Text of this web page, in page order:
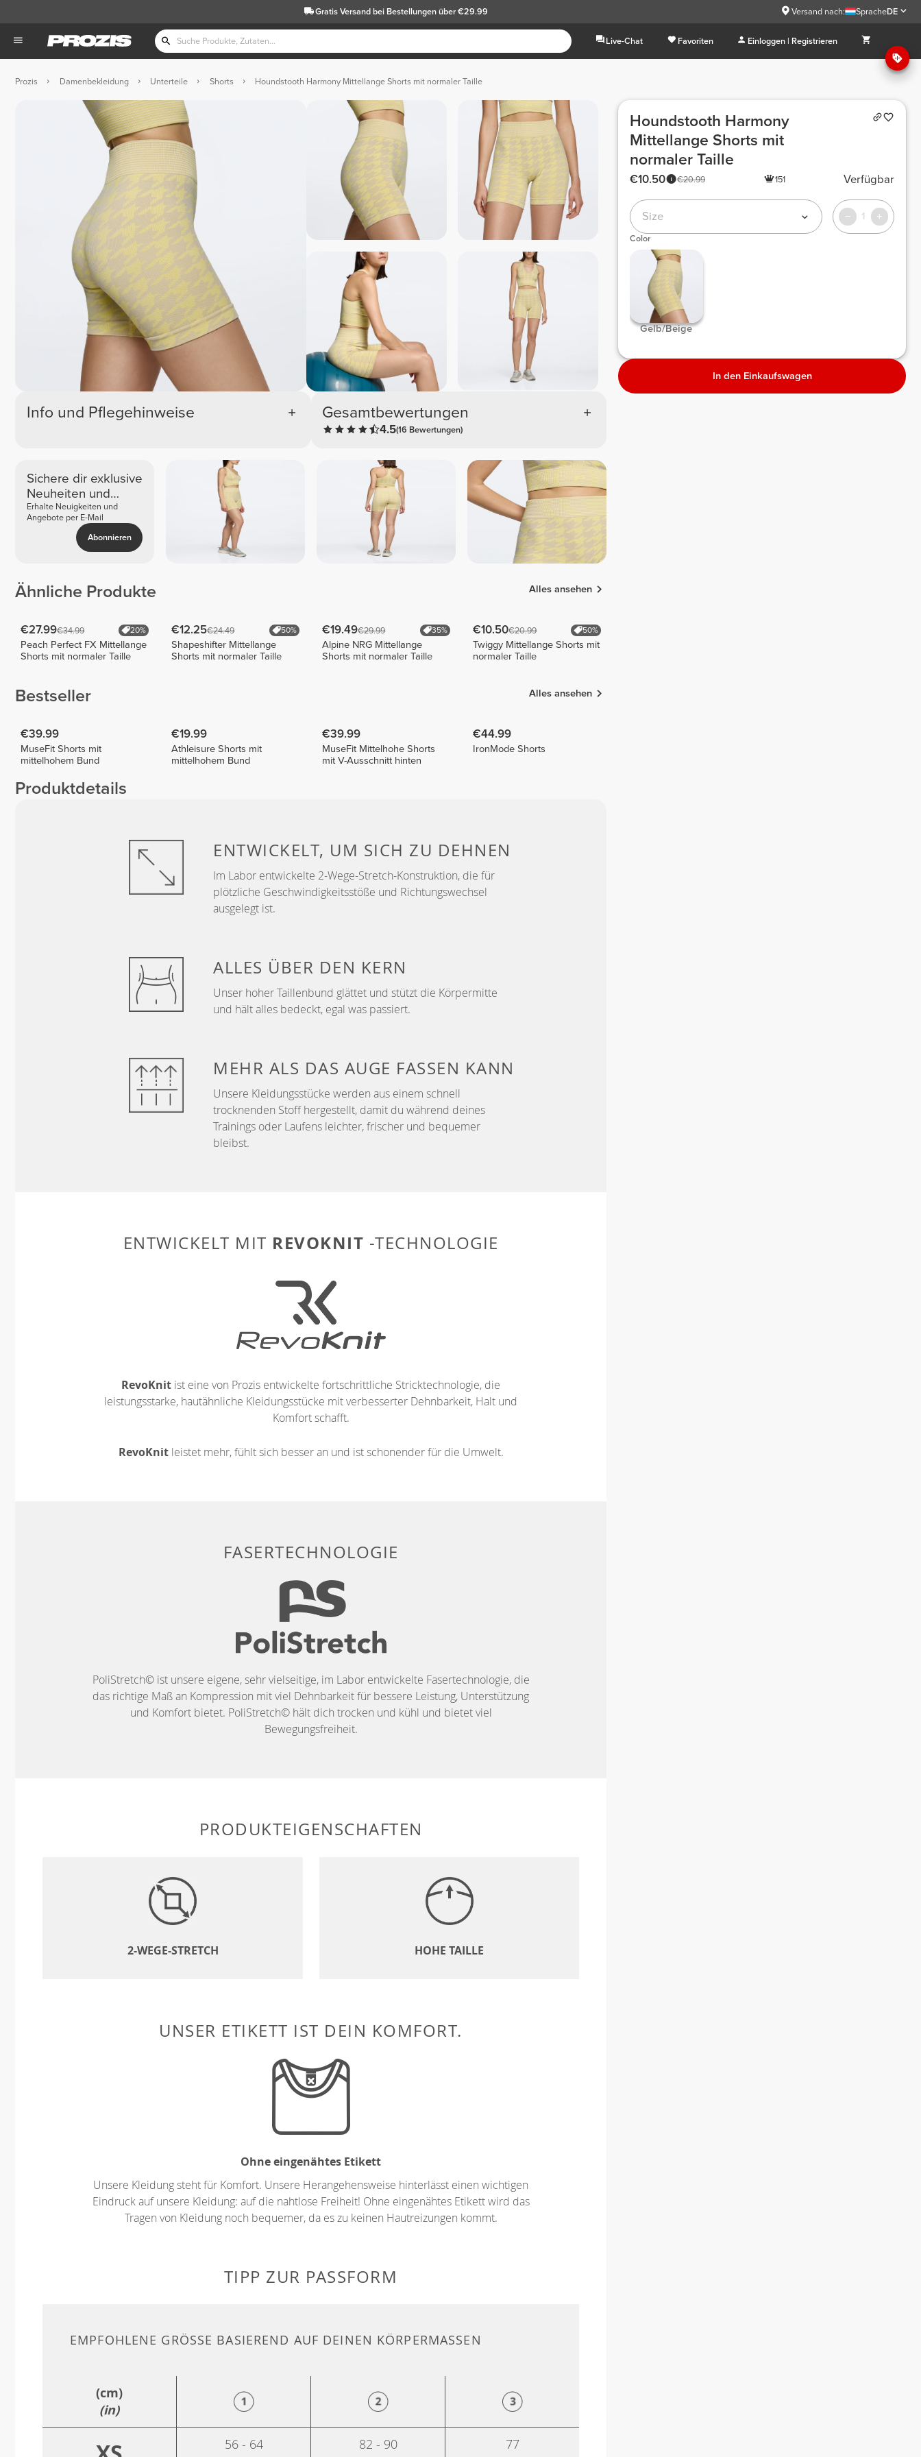
Gratis Versandbei Bestellungen über €29.99 Versand nach: SpracheDE
Live-Chat Favoriten Einloggen | Registrieren
Prozis Damenbekleidung Unterteile Shorts Houndstooth Harmony Mittellange Shorts mit normaler Taille
Info und Pflegehinweise Gesamtbewertungen
4.5(16 Bewertungen)
Sichere dir exklusive
Neuheiten und
Angebote
Erhalte Neuigkeiten und
Angebote per E-Mail
Abonnieren
Ähnliche Produkte Alles ansehen
€27.99€34.99 20%
Peach Perfect FX Mittellange
Shorts mit normaler Taille
€12.25€24.49 50%
Shapeshifter Mittellange
Shorts mit normaler Taille
€19.49€29.99 35%
Alpine NRG Mittellange
Shorts mit normaler Taille
€10.50€20.99 50%
Twiggy Mittellange Shorts mit
normaler Taille
Bestseller Alles ansehen
€39.99
MuseFit Shorts mit
mittelhohem Bund
€19.99
Athleisure Shorts mit
mittelhohem Bund
€39.99
MuseFit Mittelhohe Shorts
mit V-Ausschnitt hinten
€44.99
IronMode Shorts
Produktdetails
ENTWICKELT, UM SICH ZU DEHNEN
Im Labor entwickelte 2-Wege-Stretch-Konstruktion, die für
plötzliche Geschwindigkeitsstöße und Richtungswechsel
ausgelegt ist.
ALLES ÜBER DEN KERN
Unser hoher Taillenbund glättet und stützt die Körpermitte
und hält alles bedeckt, egal was passiert.
MEHR ALS DAS AUGE FASSEN KANN
Unsere Kleidungsstücke werden aus einem schnell
trocknenden Stoff hergestellt, damit du während deines
Trainings oder Laufens leichter, frischer und bequemer
bleibst.
ENTWICKELT MIT REVOKNIT -TECHNOLOGIE
RevoKnit ist eine von Prozis entwickelte fortschrittliche Stricktechnologie, die
leistungsstarke, hautähnliche Kleidungsstücke mit verbesserter Dehnbarkeit, Halt und
Komfort schafft.
RevoKnitleistet mehr, fühlt sich besser an und ist schonender für die Umwelt.
FASERTECHNOLOGIE
PoliStretch© ist unsere eigene, sehr vielseitige, im Labor entwickelte Fasertechnologie, die
das richtige Maß an Kompression mit viel Dehnbarkeit für bessere Leistung, Unterstützung
und Komfort bietet. PoliStretch© hält dich trocken und kühl und bietet viel
Bewegungsfreiheit.
PRODUKTEIGENSCHAFTEN
2-WEGE-STRETCH HOHE TAILLE
UNSER ETIKETT IST DEIN KOMFORT.
Ohne eingenähtes Etikett
Unsere Kleidung steht für Komfort. Unsere Herangehensweise hinterlässt einen wichtigen
Eindruck auf unsere Kleidung: auf die nahtlose Freiheit! Ohne eingenähtes Etikett wird das
Tragen von Kleidung noch bequemer, da es zu keinen Hautreizungen kommt.
TIPP ZUR PASSFORM
EMPFOHLENE GRÖSSE BASIEREND AUF DEINEN KÖRPERMASSEN
(cm)
(in)
56 - 64
82 - 90
77
Houndstooth Harmony
Mittellange Shorts mit
normaler Taille
€20.99
€10.50 151 Verfügbar
Size 1
Color
Gelb/Beige
In den Einkaufswagen